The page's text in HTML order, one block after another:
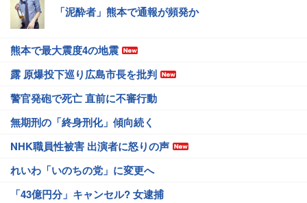
「泥酔者」熊本で通報が頻発か
熊本で最大震度4の地震
露 原爆投下巡り広島市長を批判
警官発砲で死亡 直前に不審行動
無期刑の「終身刑化」傾向続く
NHK職員性被害 出演者に怒りの声
れいわ「いのちの党」に変更へ
「43億円分」キャンセル? 女逮捕